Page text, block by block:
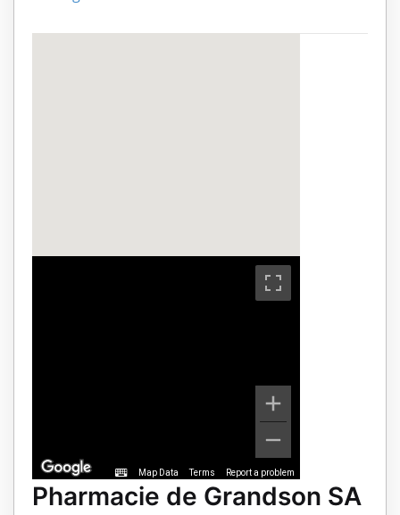
Map Data Terms Report a problem
Pharmacie de Grandson SA